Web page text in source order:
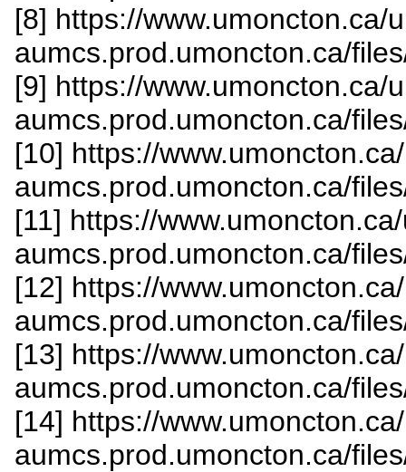
[8] https://www.umoncton.ca/
aumcs.prod.umoncton.ca/
[9] https://www.umoncton.ca/
aumcs.prod.umoncton.ca/
[10] https://
aumcs.prod.umoncton.ca/
[11] https://
aumcs.prod.umoncton.ca/
[12] https://
aumcs.prod.umoncton.ca/
[13] https://
aumcs.prod.umoncton.ca/
[14] https://
aumcs.prod.umoncton.ca/